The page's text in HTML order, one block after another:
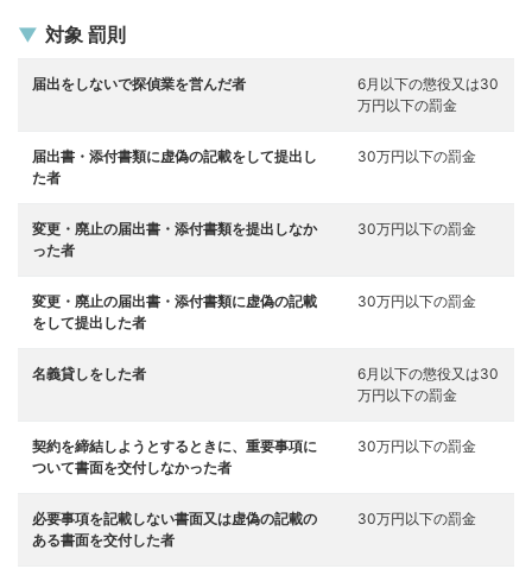
対象 罰則
届出をしないで探偵業を営んだ者
6月以下の懲役又は30
万円以下の罰金
届出書・添付書類に虚偽の記載をして提出し
た者
30万円以下の罰金
変更・廃止の届出書・添付書類を提出しなか
った者
30万円以下の罰金
変更・廃止の届出書・添付書類に虚偽の記載
をして提出した者
30万円以下の罰金
名義貸しをした者
6月以下の懲役又は30
万円以下の罰金
契約を締結しようとするときに、重要事項に
ついて書面を交付しなかった者
30万円以下の罰金
必要事項を記載しない書面又は虚偽の記載の
ある書面を交付した者
30万円以下の罰金